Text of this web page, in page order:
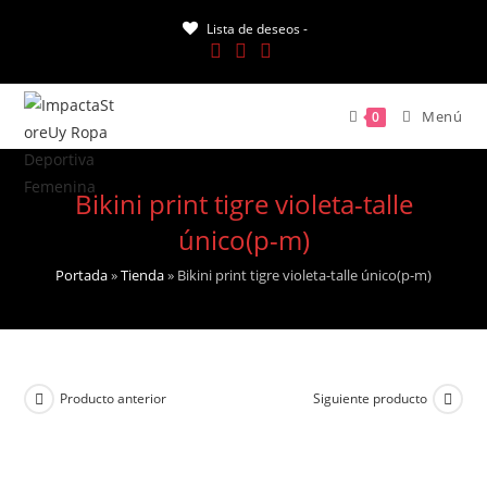
Lista de deseos -
0 Menú
Bikini print tigre violeta-talle
único(p-m)
Portada»Tienda» Bikini print tigre violeta-talle único(p-m)
Producto anterior Siguiente producto